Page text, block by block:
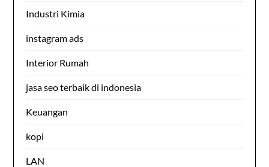
Industri Kimia
instagram ads
Interior Rumah
jasa seo terbaik di indonesia
Keuangan
kopi
LAN